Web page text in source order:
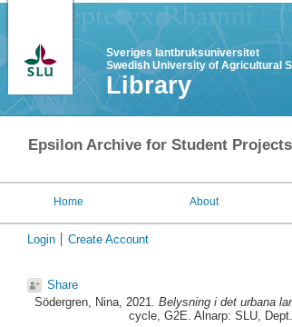
Sveriges lantbruksuniversitet
Swedish University of Agricultural
Library
Epsilon Archive for Student Projects
Home About
Login Create Account
Share
Södergren, Nina, 2021. Belysning i det urbana
cycle, G2E. Alnarp: SLU,